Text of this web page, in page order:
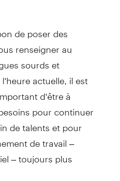
de poser des
renseigner au
sourds et
actuelle, il est
d’être à
pour continuer
de talents et pour
de travail –
– toujours plus